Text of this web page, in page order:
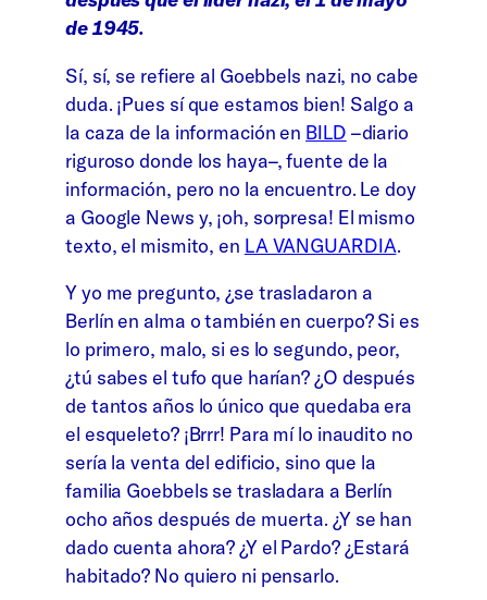
de 1945.
Sí, sí, se refiere al Goebbels nazi, no cabe
duda. ¡Pues sí que estamos bien! Salgo a
la caza de la información en BILD –diario
riguroso donde los haya–, fuente de la
información, pero no la encuentro. Le doy
a Google News y, ¡oh, sorpresa! El mismo
texto, el mismito, en LA VANGUARDIA.
Y yo me pregunto, ¿se trasladaron a
Berlín en alma o también en cuerpo? Si es
lo primero, malo, si es lo segundo, peor,
¿tú sabes el tufo que harían? ¿O después
de tantos años lo único que quedaba era
el esqueleto? ¡Brrr! Para mí lo inaudito no
sería la venta del edificio, sino que la
familia Goebbels se trasladara a Berlín
ocho años después de muerta. ¿Y se han
dado cuenta ahora? ¿Y el Pardo? ¿Estará
habitado? No quiero ni pensarlo.